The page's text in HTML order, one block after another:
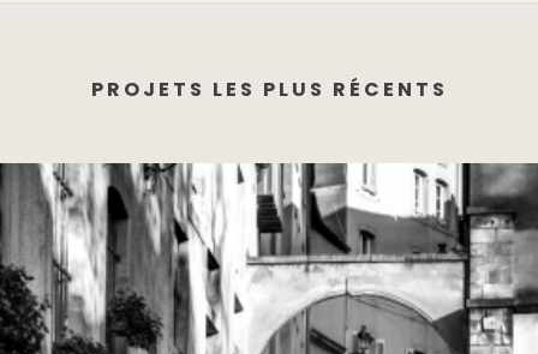
PROJETS LES PLUS RÉCENTS